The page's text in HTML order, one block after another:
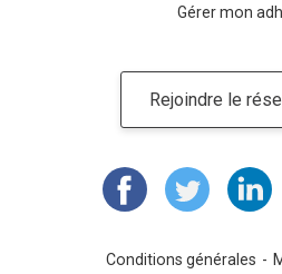
Gérer mon
Rejoindre le
Conditions générales